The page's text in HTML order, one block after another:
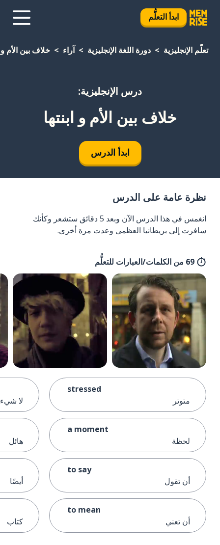
ابدأ التعلُّم
تعلَّم الإنجليزية دورة اللغة الإنجليزية آراء خلاف بين الأم و
درس الإنجليزية:
خلاف بين الأم و ابنتها
ابدأ الدرس
نظرة عامة على الدرس
انغمس في هذا الدرس الآن وبعد 5 دقائق ستشعر وكأنك
سافرت إلى بريطانيا العظمى وعدت مرة أخرى.
69 من الكلمات/العبارات للتعلُّم
stressed
متوتر
a moment
لحظة
to say
أن تقول
to mean
أن تعني
لا شيء
هائل
أيضًا
كتاب